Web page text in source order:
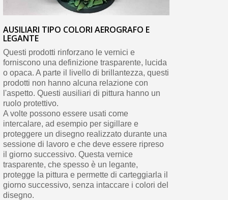
AUSILIARI TIPO COLORI AEROGRAFO E
LEGANTE
Questi prodotti rinforzano le vernici e
forniscono una definizione trasparente, lucida
o opaca. A parte il livello di brillantezza, questi
prodotti non hanno alcuna relazione con
l'aspetto. Questi ausiliari di pittura hanno un
ruolo protettivo.
A volte possono essere usati come
intercalare, ad esempio per sigillare e
proteggere un disegno realizzato durante una
sessione di lavoro e che deve essere ripreso
il giorno successivo. Questa vernice
trasparente, che spesso è un legante,
protegge la pittura e permette di carteggiarla il
giorno successivo, senza intaccare i colori del
disegno.